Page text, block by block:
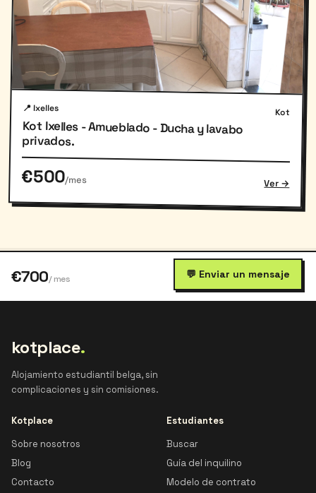
📍 Ixelles Kot
Kot Ixelles - Amueblado - Ducha y lavabo
privados.
€500/mes Ver →
€700/ mes 💬 Enviar un mensaje
kotplace.
Alojamiento estudiantil belga, sin
complicaciones y sin comisiones.
Kotplace
Sobre nosotros
Blog
Contacto
Estudiantes
Buscar
Guía del inquilino
Modelo de contrato